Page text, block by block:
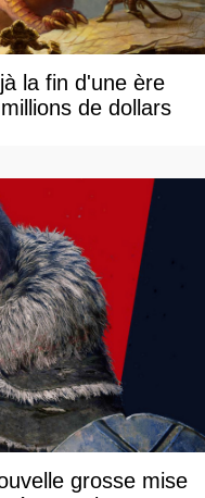
la fin d'une ère
de dollars
grosse mise